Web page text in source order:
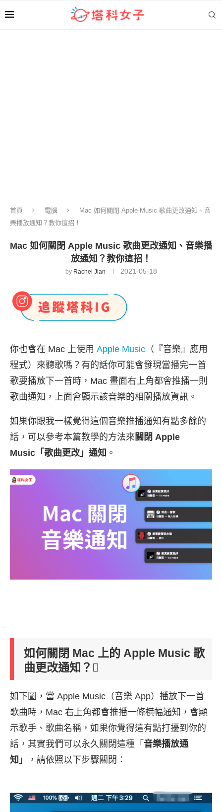
首頁 電腦
Mac 如何關閉 Apple Music 歌曲更改通知、音
樂播放通知？教你這招！
Mac 如何關閉 Apple Music 歌曲更改通知、音樂播
放通知？教你這招！
by Rachel Jian 2021-05-18
你也會在 Mac 上使用 Apple Music （『音樂』應用
程式）來聽歌嗎？有的話你可能會發現當播完一首
歌要播放下一首時，Mac 畫面右上角都會推播一則
歌曲通知，上面會顯示該音樂的相關播放資訊。
如果你跟我一樣覺得這個音樂推播通知有點多餘的
話，可以參考本篇教學的方法來 關閉 Apple
Music「歌曲更改」通知 。
如何關閉 Mac 上的 Apple Music 歌
曲更改通知？
如下圖，當 Apple Music（音樂 App）播放下一首
歌曲時，Mac 右上角都會推播一條橫幅通知，會顯
示歌手、歌曲名稱，如果你覺得這有點打擾到你的
話，其實我們可以永久關閉這種「 音樂播放通
知 」，請依照以下步驟關閉：